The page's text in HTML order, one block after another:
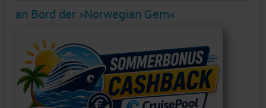
an Bord der »Norwegian Gem«